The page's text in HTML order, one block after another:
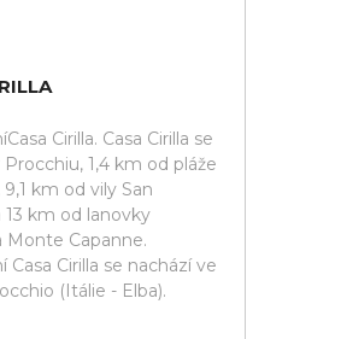
Cirilla. Casa Cirilla se
Procchiu, 1,4 km od pláže
km od vily San
13 km od lanovky
Monte Capanne.
Casa Cirilla se nachází ve
(Itálie - Elba).